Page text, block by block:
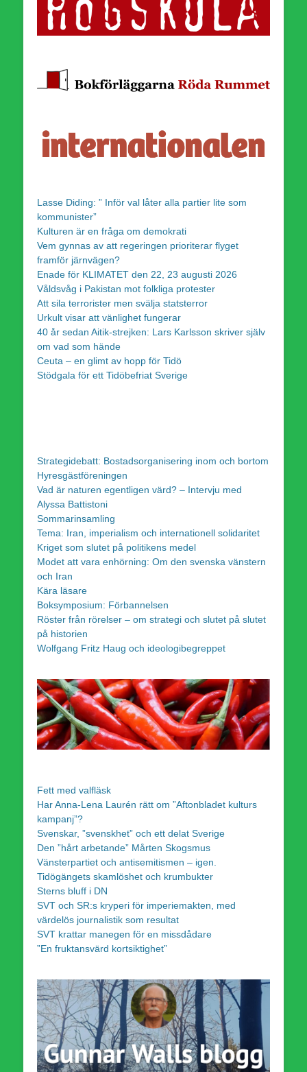
Lasse Diding: ” Inför val låter alla partier lite som
kommunister”
Kulturen är en fråga om demokrati
Vem gynnas av att regeringen prioriterar flyget
framför järnvägen?
Enade för KLIMATET den 22, 23 augusti 2026
Våldsvåg i Pakistan mot folkliga protester
Att sila terrorister men svälja statsterror
Urkult visar att vänlighet fungerar
40 år sedan Aitik-strejken: Lars Karlsson skriver själv
om vad som hände
Ceuta – en glimt av hopp för Tidö
Stödgala för ett Tidöbefriat Sverige
Strategidebatt: Bostadsorganisering inom och bortom
Hyresgästföreningen
Vad är naturen egentligen värd? – Intervju med
Alyssa Battistoni
Sommarinsamling
Tema: Iran, imperialism och internationell solidaritet
Kriget som slutet på politikens medel
Modet att vara enhörning: Om den svenska vänstern
och Iran
Kära läsare
Boksymposium: Förbannelsen
Röster från rörelser – om strategi och slutet på slutet
på historien
Wolfgang Fritz Haug och ideologibegreppet
Fett med valfläsk
Har Anna-Lena Laurén rätt om ”Aftonbladet kulturs
kampanj”?
Svenskar, ”svenskhet” och ett delat Sverige
Den ”hårt arbetande” Mårten Skogsmus
Vänsterpartiet och antisemitismen – igen.
Tidögängets skamlöshet och krumbukter
Sterns bluff i DN
SVT och SR:s kryperi för imperiemakten, med
värdelös journalistik som resultat
SVT krattar manegen för en missdådare
”En fruktansvärd kortsiktighet”